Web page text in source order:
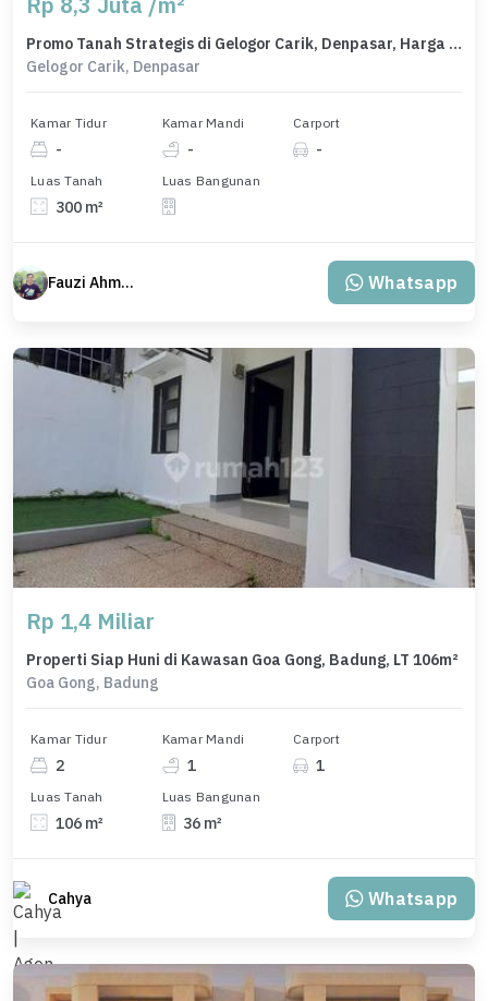
Promo Tanah Strategis di Gelogor Carik, Denpasar, Harga 2,49 Miliar
Gelogor Carik, Denpasar
Kamar Tidur
-
Kamar Mandi
-
Carport
-
Luas Tanah
300 m²
Luas Bangunan
Fauzi Ahmad Whatsapp
Rp 1,4 Miliar
Properti Siap Huni di Kawasan Goa Gong, Badung, LT 106m²
Goa Gong, Badung
Kamar Tidur
2
Kamar Mandi
1
Carport
1
Luas Tanah
106 m²
Luas Bangunan
36 m²
Cahya Whatsapp